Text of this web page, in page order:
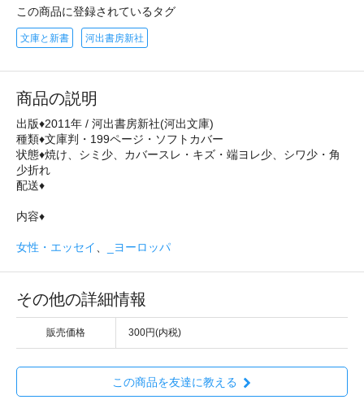
この商品に登録されているタグ
文庫と新書 河出書房新社
商品の説明
出版♦2011年 / 河出書房新社(河出文庫)
種類♦文庫判・199ページ・ソフトカバー
状態♦焼け、シミ少、カバースレ・キズ・端ヨレ少、シワ少・角
少折れ
配送♦
内容♦
女性・エッセイ _ヨーロッパ
その他の詳細情報
販売価格 300円(内税)
この商品を友達に教える